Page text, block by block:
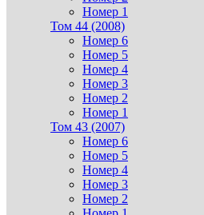
Номер 1
Том 44 (2008)
Номер 6
Номер 5
Номер 4
Номер 3
Номер 2
Номер 1
Том 43 (2007)
Номер 6
Номер 5
Номер 4
Номер 3
Номер 2